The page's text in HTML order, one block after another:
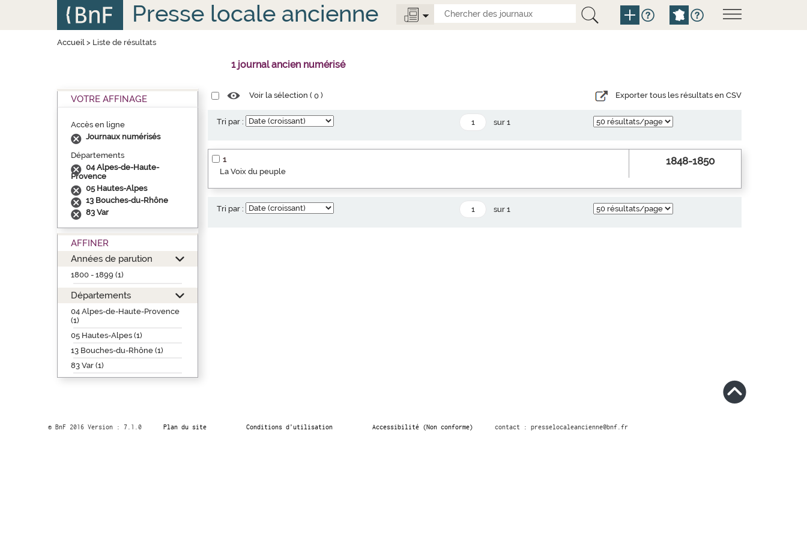
Presse locale ancienne
Accueil> Liste de résultats
1 journal ancien numérisé
VOTRE AFFINAGE
Accès en ligne
Journaux numérisés
Départements
04 Alpes-de-Haute-
Provence
05 Hautes-Alpes
13 Bouches-du-Rhône
83 Var
AFFINER
Années de parution
1800 - 1899 (1)
Départements
04 Alpes-de-Haute-Provence
(1)
05 Hautes-Alpes (1)
13 Bouches-du-Rhône (1)
83 Var (1)
Voir la sélection (0 ) Exporter tous les résultats en CSV
Tri par : sur 1
1
La Voix du peuple
1848-1850
Tri par : sur 1
© BnF 2016 Version : 7.1.0 Plan du site Conditions d’utilisation Accessibilité (Non conforme) contact : presselocaleancienne@bnf.fr
Panneau de gestion des cookies